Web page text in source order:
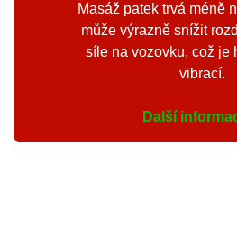
Masáž patek trvá méně
může výrazně snížit
síle na vozovku, což je
vibrací.
Další